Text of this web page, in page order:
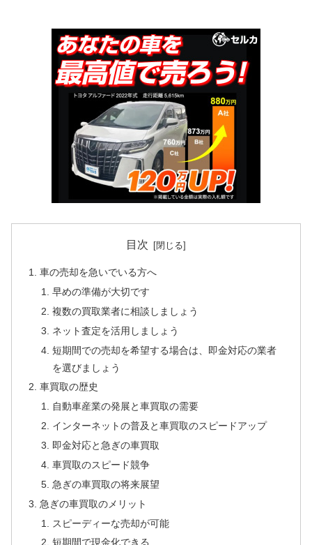
目次
車の売却を急いでいる方へ
早めの準備が大切です
複数の買取業者に相談しましょう
ネット査定を活用しましょう
短期間での売却を希望する場合は、即金対応の業者
を選びましょう
車買取の歴史
自動車産業の発展と車買取の需要
インターネットの普及と車買取のスピードアップ
即金対応と急ぎの車買取
車買取のスピード競争
急ぎの車買取の将来展望
急ぎの車買取のメリット
スピーディーな売却が可能
短期間で現金化できる